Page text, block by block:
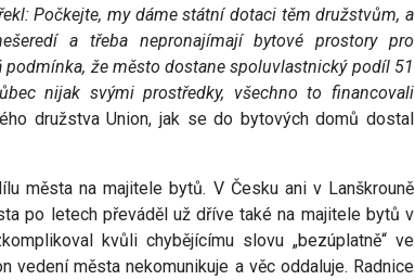
Počkejte, my dáme státní dotaci těm družstvům, a
a třeba nepronajímají bytové prostory pro
že město dostane spoluvlastnický podíl 51
nijak svými prostředky, všechno to financovali
družstva Union, jak se do bytových domů dostal
města na majitele bytů. V Česku ani v Lanškrouně
po letech převáděl už dříve také na majitele bytů v
kvůli chybějícímu slovu „bezúplatně“ ve
vedení města nekomunikuje a věc oddaluje. Radnice